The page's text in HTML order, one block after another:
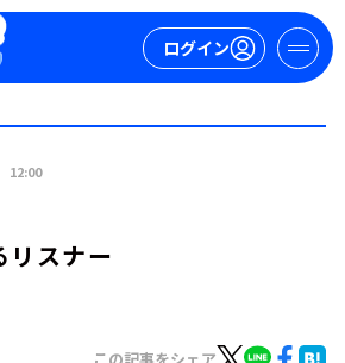
ログイン
12:00
リスナー